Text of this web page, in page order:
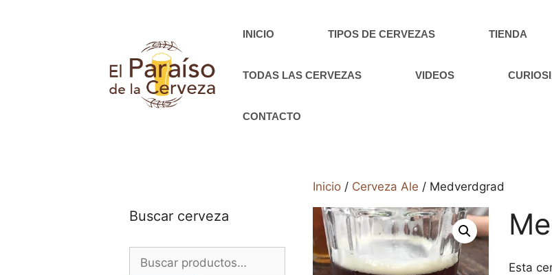
INICIO TIPOS DE CERVEZAS TIENDA
TODAS LAS CERVEZAS VIDEOS
CONTACTO
Inicio/ Cerveza Ale / Medverdgrad
Esta
Buscar cerveza
Buscar